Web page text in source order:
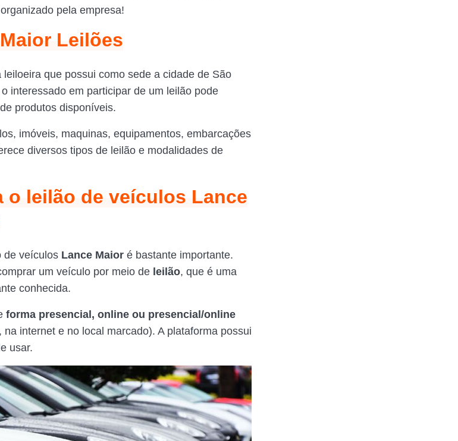
pela empresa!
Leilões
que possui como sede a cidade de São
interessado em participar de um leilão pode
produtos disponíveis.
imóveis, maquinas, equipamentos, embarcações
diversos tipos de leilão e modalidades de
o leilão de veículos Lance
de veículos Lance Maior é bastante importante.
um veículo por meio de leilão, que é uma
conhecida.
forma presencial, online ou presencial/online
internet e no local marcado). A plataforma possui
usar.